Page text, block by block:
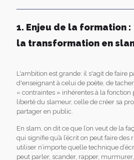
1. Enjeu de la formation :
la transformation en
L'ambition est grande: il s'agit de faire
d'enseignant à celui de poète, de
« contraintes » inhérentes à la fonction
liberté du slameur, celle de créer sa
partager en public.
En slam, on dit ce que l’on veut de la
qui signifie qu’à l’écrit on peut faire des
utiliser n’importe quelle technique
peut parler, scander, rapper,